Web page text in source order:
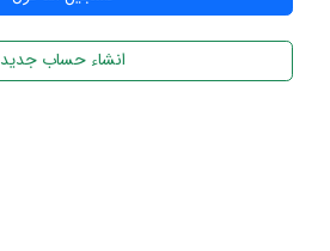
انشاء حساب جديد